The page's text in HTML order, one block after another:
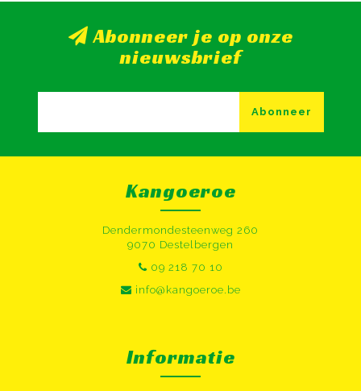
Abonneer je op onze
nieuwsbrief
Abonneer
Kangoeroe
Dendermondesteenweg 260
9070 Destelbergen
09 218 70 10
info@kangoeroe.be
Informatie